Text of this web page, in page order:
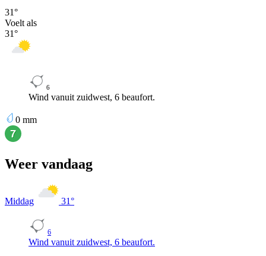
31°
Voelt als
31°
6
Wind vanuit zuidwest, 6 beaufort.
0 mm
Weer vandaag
Middag 31°
6
Wind vanuit zuidwest, 6 beaufort.